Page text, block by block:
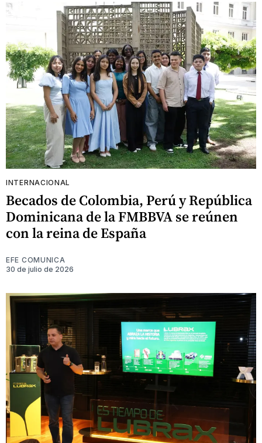
INTERNACIONAL
Becados de Colombia, Perú y República
Dominicana de la FMBBVA se reúnen
con la reina de España
EFE COMUNICA
30 de julio de 2026